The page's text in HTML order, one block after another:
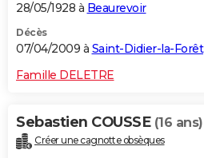
28/05/1928 à Beaurevoir
Décès
07/04/2009 à Saint-Didier-la-Forêt
Famille DELETRE
Sebastien COUSSE (16 ans)
Créer une cagnotte obsèques